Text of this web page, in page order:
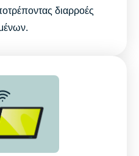
διαρροές